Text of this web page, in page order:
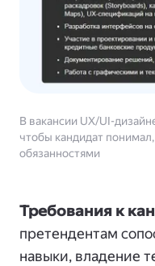
В вакансии UX/UI-
чтобы кандидат
обязанностями
Требования к
претендентам
навыки, владение